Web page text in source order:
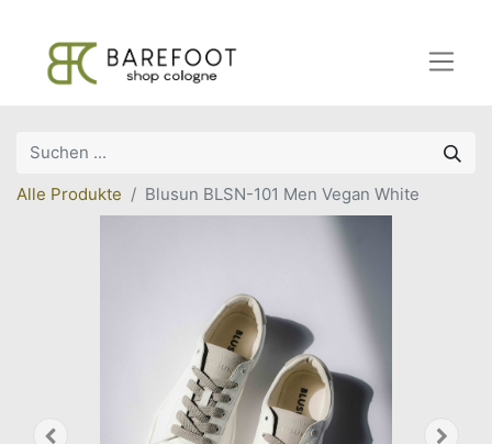
Alle Produkte Blusun BLSN-101 Men Vegan White